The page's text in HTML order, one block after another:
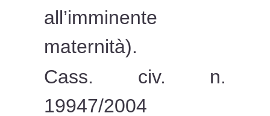
all’imminente
maternità).
Cass. civ. n.
19947/2004